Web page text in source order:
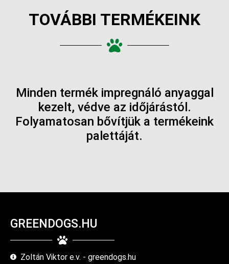
TOVÁBBI TERMÉKEINK
Minden termék impregnáló anyaggal
kezelt, védve az időjárástól.
Folyamatosan bővítjük a termékeink
palettáját.
GREENDOGS.HU
Zoltán Viktor e.v. - greendogs.hu